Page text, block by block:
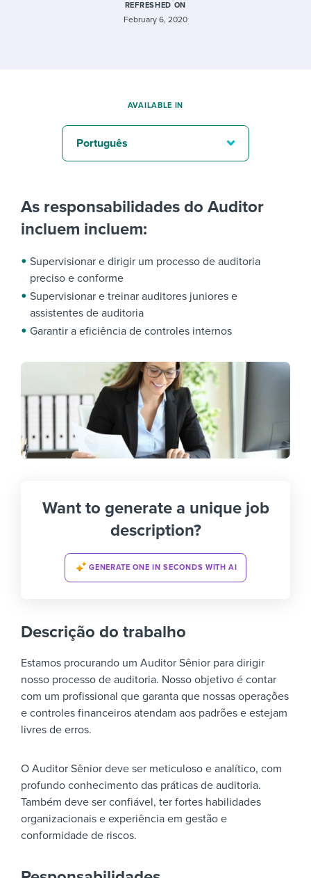
REFRESHED ON
February 6, 2020
As responsabilidades do Auditor
incluem incluem:
Supervisionar e dirigir um processo de auditoria
preciso e conforme
Supervisionar e treinar auditores juniores e
assistentes de auditoria
Garantir a eficiência de controles internos
Want to generate a unique job
description?
GENERATE ONE IN SECONDS WITH AI
Descrição do trabalho
Estamos procurando um Auditor Sênior para dirigir
nosso processo de auditoria. Nosso objetivo é contar
com um profissional que garanta que nossas operações
e controles financeiros atendam aos padrões e estejam
livres de erros.
O Auditor Sênior deve ser meticuloso e analítico, com
profundo conhecimento das práticas de auditoria.
Também deve ser confiável, ter fortes habilidades
organizacionais e experiência em gestão e
conformidade de riscos.
AVAILABLE IN
Português